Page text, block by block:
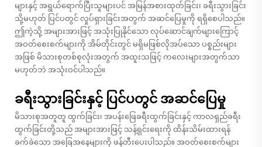
များနှင့် အရွယ်ရောက်ပြီးသူများပင် အမြန်အစားထုတ်ခြင်း၊ ခရီးသွားခြင်း
သို့မဟုတ် ပြင်ပတွင် လှုပ်ရှားခြင်းအတွက် အဆင်ပြေမှုကို ရရှိစေပါသည်။
ဤကဲ့သို့ အများအားဖြင့် အသုံးပြုနိုင်သော လုပ်ဆောင်ချက်များကြောင့်
အဝတ်စေးစက်များကို အိမ်တိုင်းတွင် မရှိမဖြစ်လိုအပ်သော ပစ္စည်းများ
အဖြစ် မိသားစုတစ်စုလုံးအတွက် အထူးသဖြင့် ကလေးများအတွက်သာ
မဟုတ်ဘဲ အသုံးဝင်ပါသည်။
ခရီးသွားခြင်းနှင့် ပြင်ပတွင် အဆင်ပြေမှု
မိသားစုအတူတူ ထွက်ခြင်း၊ အပန်းဖြေခရီးထွက်ခြင်းနှင့် ကာလရှည်ခရီး
ထွက်ခြင်းတို့သည် အများအားဖြင့် သန့်ရှင်းရေးကို ထိန်းသိမ်းထားရန်
ခက်ခဲသော အခြေအနေများကို ဖန်တီးပေးပါသည်။ အဝတ်စေးစက်များ